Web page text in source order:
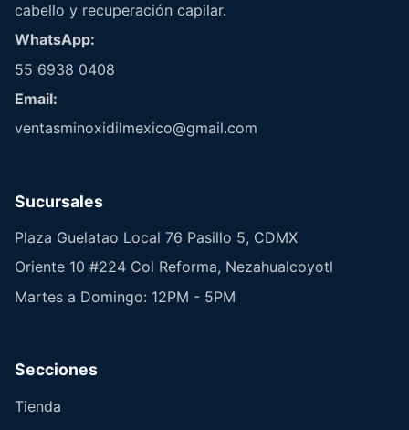
cabello y recuperación capilar.
WhatsApp:
55 6938 0408
Email:
ventasminoxidilmexico@gmail.com
Sucursales
Plaza Guelatao Local 76 Pasillo 5, CDMX
Oriente 10 #224 Col Reforma, Nezahualcoyotl
Martes a Domingo: 12PM - 5PM
Secciones
Tienda